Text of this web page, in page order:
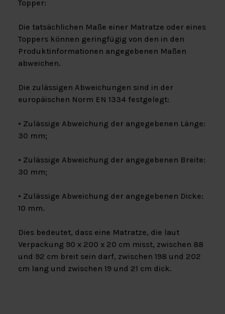
Topper:
Die tatsächlichen Maße einer Matratze oder eines
Toppers können geringfügig von den in den
Produktinformationen angegebenen Maßen
abweichen.
Die zulässigen Abweichungen sind in der
europäischen Norm EN 1334 festgelegt:
• Zulässige Abweichung der angegebenen Länge:
30 mm;
• Zulässige Abweichung der angegebenen Breite:
30 mm;
• Zulässige Abweichung der angegebenen Dicke:
10 mm.
Dies bedeutet, dass eine Matratze, die laut
Verpackung 90 x 200 x 20 cm misst, zwischen 88
und 92 cm breit sein darf, zwischen 198 und 202
cm lang und zwischen 19 und 21 cm dick.